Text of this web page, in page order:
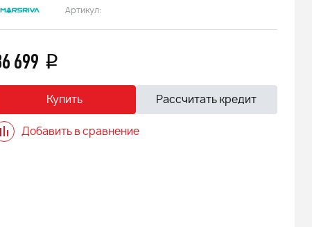
Артикул:
699 q
Купить Рассчитать кредит
Добавить в сравнение